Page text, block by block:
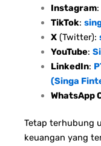
Instagram:
TikTok:
X(Twitter):
YouTube:
LinkedIn:
(Singa
WhatsApp
Tetap terhubung
keuangan yang